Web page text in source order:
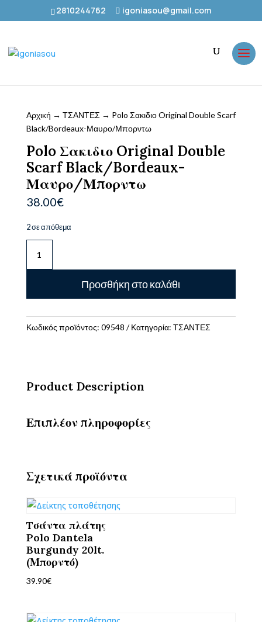
2810244762 igoniasou@gmail.com
Αρχική → ΤΣΑΝΤΕΣ → Polo Σακιδιο Original Double Scarf
Black/Bordeaux-Μαυρο/Μπορντω
Polo Σακιδιο Original Double
Scarf Black/Bordeaux-
Μαυρο/Μπορντω
38.00€
2 σε απόθεμα
Σακιδιο
Original
Scarf
Μαυρο/
Προσθήκη στο καλάθι
Κωδικός προϊόντος: 09548 Κατηγορία: ΤΣΑΝΤΕΣ
Product Description
Επιπλέον πληροφορίες
Σχετικά προϊόντα
Tσάντα πλάτης
Polo Dantela
Burgundy 20lt.
(Μπορντό)
39.90€